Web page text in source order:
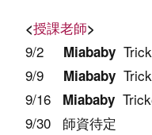
<授課老師>
9/2 Miababy
9/9 Miababy
9/16 Miababy
9/30 師資待定